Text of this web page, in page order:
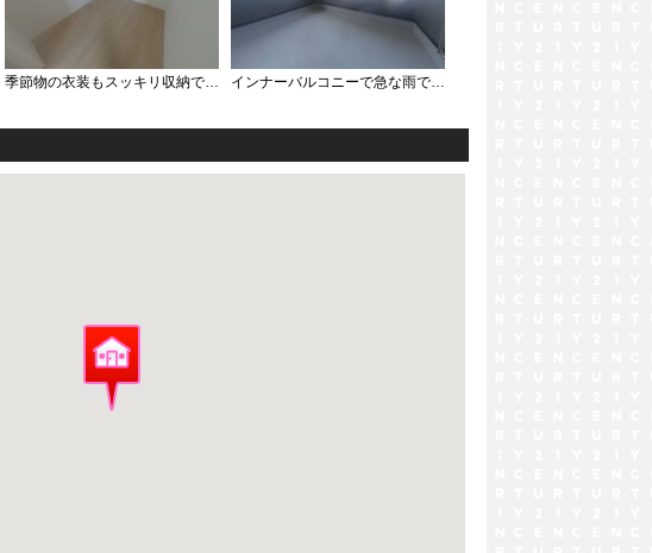
季節物の衣装もスッキリ収納できるWIC インナーバルコニーで急な雨でも安心